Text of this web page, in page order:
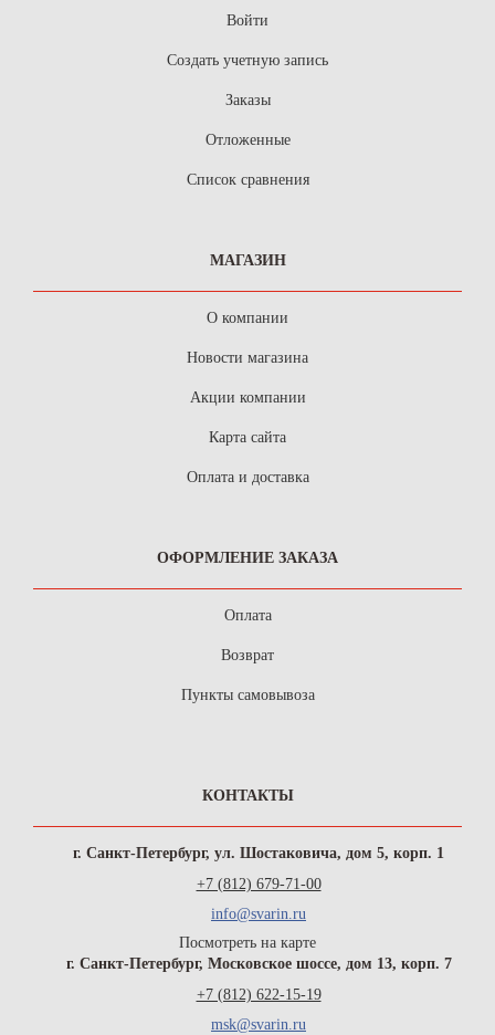
Войти
Создать учетную запись
Заказы
Отложенные
Список сравнения
МАГАЗИН
О компании
Новости магазина
Акции компании
Карта сайта
Оплата и доставка
ОФОРМЛЕНИЕ ЗАКАЗА
Оплата
Возврат
Пункты самовывоза
КОНТАКТЫ
г. Санкт-Петербург, ул. Шостаковича, дом 5, корп. 1
+7 (812) 679-71-00
info@svarin.ru
Посмотреть на карте
г. Санкт-Петербург, Московское шоссе, дом 13, корп. 7
+7 (812) 622-15-19
msk@svarin.ru